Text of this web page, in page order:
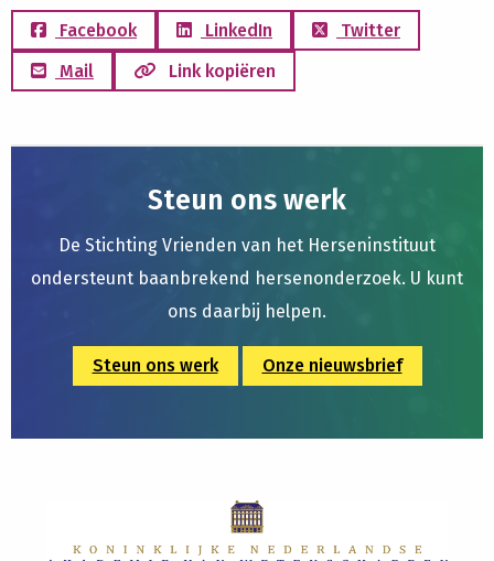
Facebook LinkedIn
Twitter
Mail
Link kopiëren
Steun ons werk
De Stichting Vrienden van het Herseninstituut
ondersteunt baanbrekend hersenonderzoek. U kunt
ons daarbij helpen.
Steun ons werk Onze nieuwsbrief